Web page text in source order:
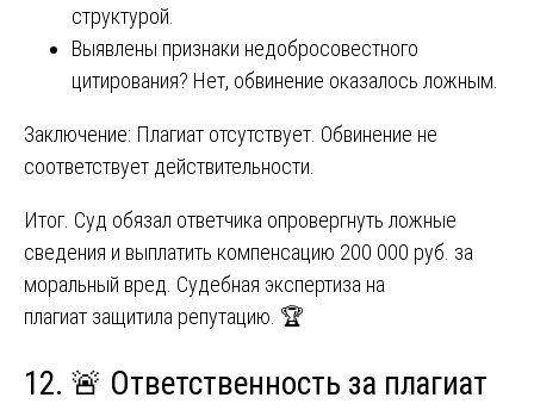
структурой.
Выявлены признаки недобросовестного
цитирования? Нет, обвинение оказалось ложным.
Заключение: Плагиат отсутствует. Обвинение не
соответствует действительности.
Итог. Суд обязал ответчика опровергнуть ложные
сведения и выплатить компенсацию 200 000 руб. за
моральный вред. Судебная экспертиза на
плагиат защитила репутацию. 🏆
12. 🚨 Ответственность за плагиат